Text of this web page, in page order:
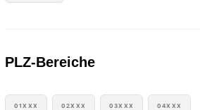
PLZ-Bereiche
01XXX 02XXX 03XXX 04XXX